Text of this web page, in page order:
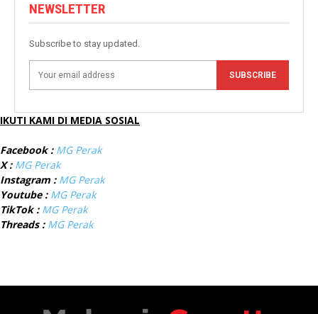
NEWSLETTER
Subscribe to stay updated.
SUBSCRIBE
IKUTI KAMI DI MEDIA SOSIAL
Facebook : MG Perak
X : MG Perak
Instagram : MG Perak
Youtube : MG Perak
TikTok : MG Perak
Threads : MG Perak